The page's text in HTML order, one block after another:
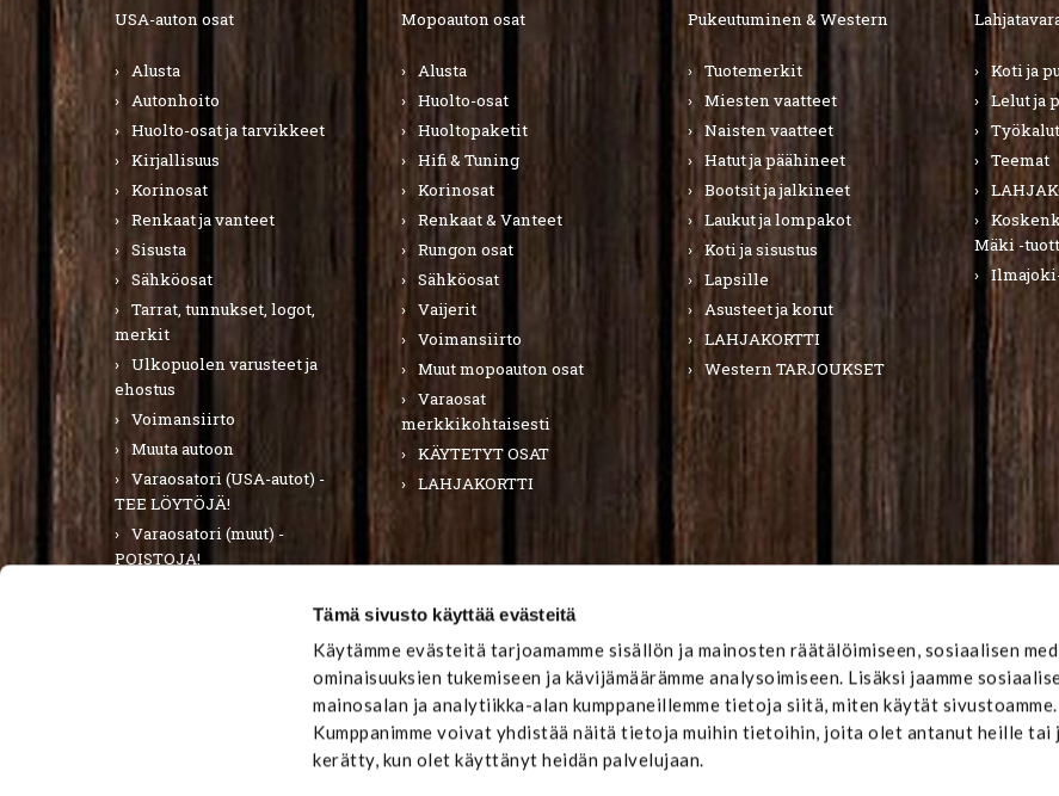
Tämä sivusto käyttää evästeitä
Käytämme evästeitä tarjoamamme sisällön ja mainosten räätälöimiseen, sosiaalisen
ominaisuuksien tukemiseen ja kävijämäärämme analysoimiseen. Lisäksi jaamme
mainosalan ja analytiikka-alan kumppaneillemme tietoja siitä, miten käytät sivustoamme.
Kumppanimme voivat yhdistää näitä tietoja muihin tietoihin, joita olet antanut heille tai
kerätty, kun olet käyttänyt heidän palvelujaan.
USA-auton osat
Alusta
Autonhoito
Huolto-osat ja tarvikkeet
Kirjallisuus
Korinosat
Renkaat ja vanteet
Sisusta
Sähköosat
Tarrat, tunnukset, logot,
merkit
Ulkopuolen varusteet ja
ehostus
Voimansiirto
Muuta autoon
Varaosatori (USA-autot) -
TEE LÖYTÖJÄ!
Varaosatori (muut) -
POISTOJA!
Mopoauton osat
Alusta
Huolto-osat
Huoltopaketit
Hifi & Tuning
Korinosat
Renkaat & Vanteet
Rungon osat
Sähköosat
Vaijerit
Voimansiirto
Muut mopoauton osat
Varaosat
merkkikohtaisesti
KÄYTETYT OSAT
LAHJAKORTTI
Pukeutuminen & Western
Tuotemerkit
Miesten vaatteet
Naisten vaatteet
Hatut ja päähineet
Bootsit ja jalkineet
Laukut ja lompakot
Koti ja sisustus
Lapsille
Asusteet ja korut
LAHJAKORTTI
Western TARJOUKSET
Koti ja
Lelut ja
Teemat
Mäki -